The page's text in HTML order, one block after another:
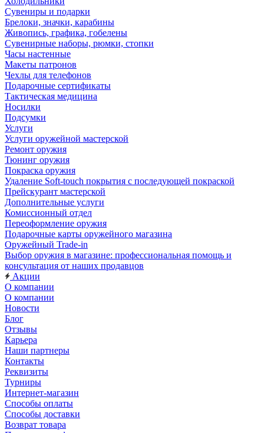
Сувениры и подарки
Брелоки, значки, карабины
Живопись, графика, гобелены
Сувенирные наборы, рюмки, стопки
Часы настенные
Макеты патронов
Чехлы для телефонов
Подарочные сертификаты
Тактическая медицина
Носилки
Подсумки
Услуги
Услуги оружейной мастерской
Ремонт оружия
Тюнинг оружия
Покраска оружия
Удаление Soft-touch покрытия с последующей покраской
Прейскурант мастерской
Дополнительные услуги
Комиссионный отдел
Переоформление оружия
Подарочные карты оружейного магазина
Оружейный Trade-in
Выбор оружия в магазине: профессиональная помощь и
консультация от наших продавцов
Акции
О компании
О компании
Новости
Блог
Отзывы
Карьера
Наши партнеры
Контакты
Реквизиты
Турниры
Интернет-магазин
Способы оплаты
Способы доставки
Возврат товара